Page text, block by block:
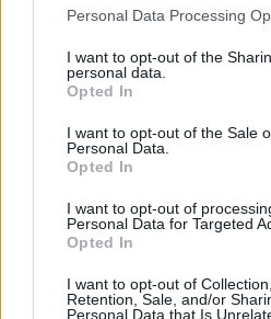
Please note that this website/app
not limited to your visit or usage
grant or deny consent to Google
use your data for below specified
consent section.
Personal Data Processing
I want to opt-out of the
personal data.
Opted In
I want to opt-out of the Sale
Personal Data.
Opted In
I want to opt-out of
Personal Data for Targeted
Opted In
I want to opt-out of
Retention, Sale, and/or
Personal Data that Is
bevetés
videokártyák
adná a
MI-
bulvárlap
PCW.lite|